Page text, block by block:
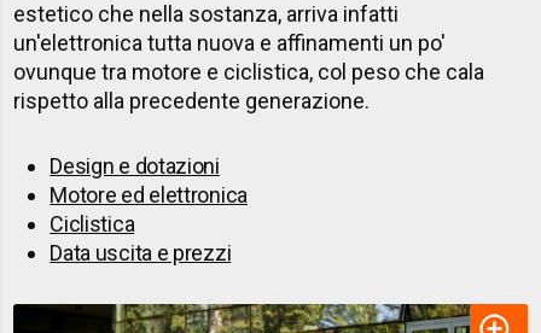
estetico che nella sostanza, arriva infatti
un'elettronica tutta nuova e affinamenti un po'
ovunque tra motore e ciclistica, col peso che cala
rispetto alla precedente generazione.
Design e dotazioni
Motore ed elettronica
Ciclistica
Data uscita e prezzi